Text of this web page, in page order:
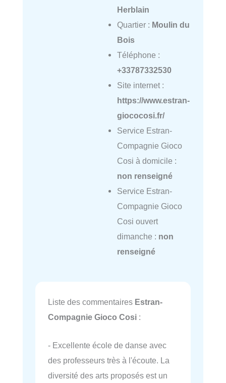
Herblain
Quartier : Moulin du
Bois
Téléphone :
+33787332530
Site internet :
https://www.estran-
giococosi.fr/
Service Estran-
Compagnie Gioco
Cosi à domicile :
non renseigné
Service Estran-
Compagnie Gioco
Cosi ouvert
dimanche : non
renseigné
Liste des commentaires Estran-
Compagnie Gioco Cosi :
- Excellente école de danse avec
des professeurs très à l'écoute. La
diversité des arts proposés est un